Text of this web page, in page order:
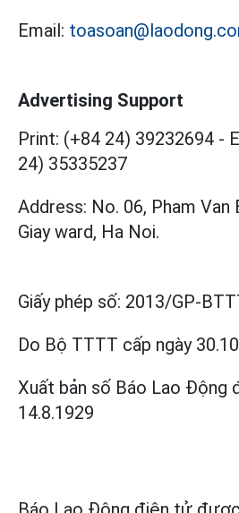
Email:
Advertising Support
Print: (+84 24) 39232694 -
24) 35335237
Address: No. 06, Pham Van
Giay ward, Ha Noi.
Giấy phép số: 2013/GP-
Do Bộ TTTT cấp ngày
Xuất bản số Báo Lao Động
14.8.1929